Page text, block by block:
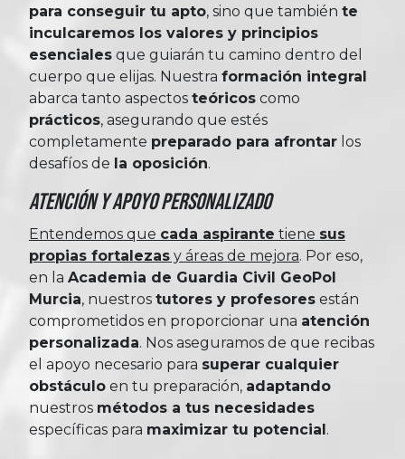
para conseguir tu apto, sino que también te
inculcaremos los valores y principios
esenciales que guiarán tu camino dentro del
cuerpo que elijas. Nuestra formación integral
abarca tanto aspectos teóricos como
prácticos, asegurando que estés
completamente preparado para afrontar los
desafíos de la oposición.
Atención y Apoyo Personalizado
Entendemos que cada aspirante tiene sus
propias fortalezas y áreas de mejora. Por eso,
en la Academia de Guardia Civil GeoPol
Murcia, nuestros tutores y profesores están
comprometidos en proporcionar una atención
personalizada. Nos aseguramos de que recibas
el apoyo necesario para superar cualquier
obstáculo en tu preparación, adaptando
nuestros métodos a tus necesidades
específicas para maximizar tu potencial .